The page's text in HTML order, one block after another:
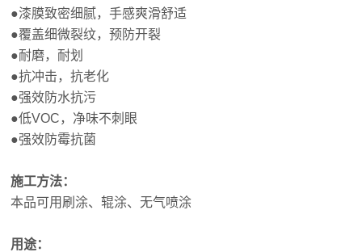
●漆膜致密细腻，手感爽滑舒适
●覆盖细微裂纹，预防开裂
●耐磨，耐划
●抗冲击，抗老化
●强效防水抗污
●低VOC，净味不刺眼
●强效防霉抗菌
施工方法：
本品可用刷涂、辊涂、无气喷涂
用途：